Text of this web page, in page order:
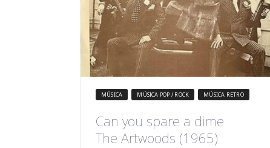
MÚSICA MÚSICA POP / ROCK MÚSICA RETRO
Can you spare a dime
The Artwoods (1965)